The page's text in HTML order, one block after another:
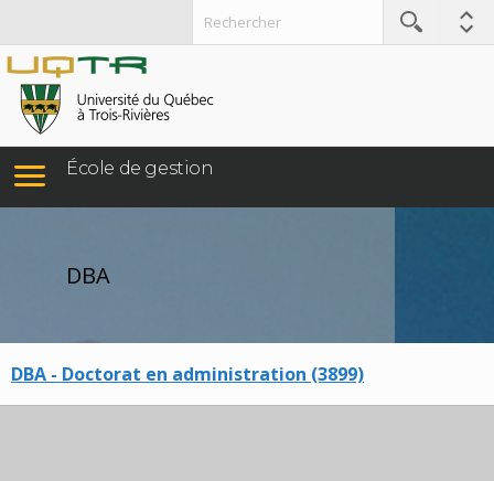
École de gestion
DBA
DBA - Doctorat en administration (3899)